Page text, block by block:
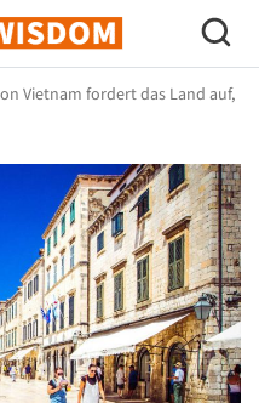
Vietnam fordert das Land auf,